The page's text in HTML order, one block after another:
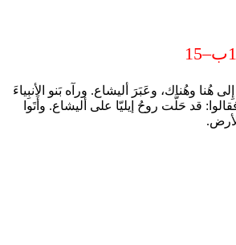
هُنا وهُناك، وعَبَرَ أليشاع. ورآه بَنو الأنبِياءَ
قد حَلَّت روحُ إيليّا على أليشاع. وأَتَوا